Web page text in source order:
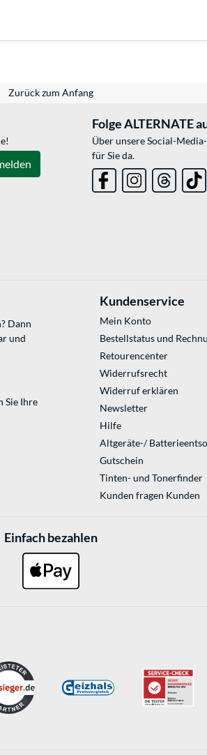
Zurück zum Anfang
Folge ALTERNATE
Über unsere Social-
für Sie da.
Dann
und
Sie Ihre
Kundenservice
Mein Konto
Bestellstatus und
Retourencenter
Widerrufsrecht
Widerruf erklären
Newsletter
Hilfe
Altgeräte-/
Gutschein
Tinten- und Tonerfinder
Kunden fragen Kunden
Einfach bezahlen